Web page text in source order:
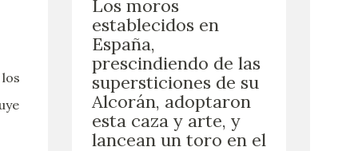
Los moros
establecidos en
España,
prescindiendo de las
supersticiones de su
Alcorán, adoptaron
esta caza y arte, y
lancean un toro en el